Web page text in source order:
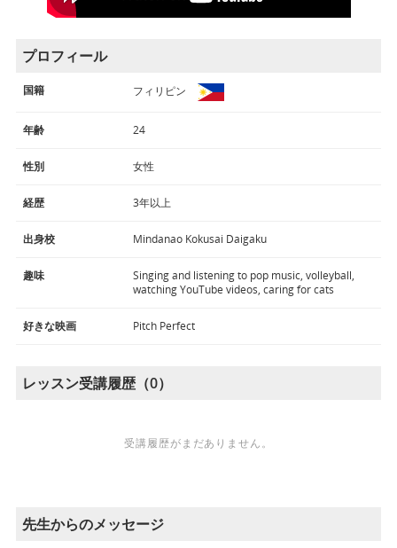
プロフィール
国籍 フィリピン
年齢 24
性別 女性
経歴 3年以上
出身校 Mindanao Kokusai Daigaku
趣味
Singing and listening to pop music, volleyball,
watching YouTube videos, caring for cats
好きな映画 Pitch Perfect
レッスン受講履歴（0）
受講履歴がまだありません。
先生からのメッセージ